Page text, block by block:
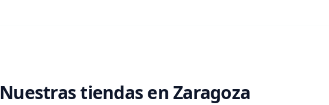
Nuestras tiendas en Zaragoza